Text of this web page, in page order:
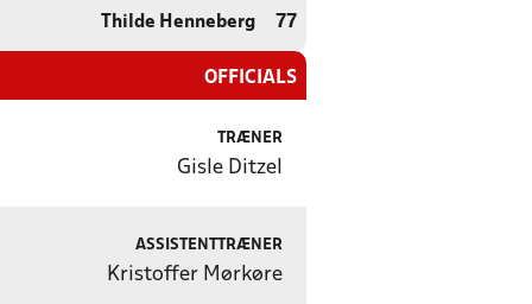
Thilde Henneberg 77
OFFICIALS
TRÆNER
Gisle Ditzel
ASSISTENTTRÆNER
Kristoffer Mørkøre